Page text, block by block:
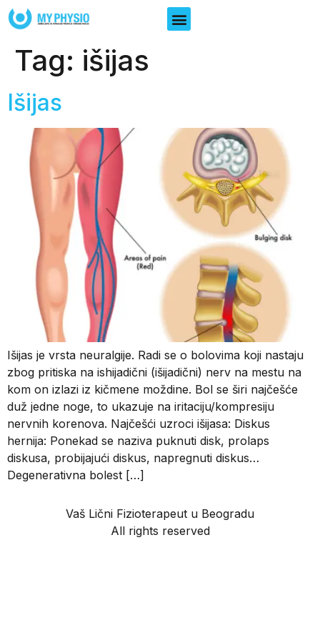
Tag: išijas
Išijas
Išijas je vrsta neuralgije. Radi se o bolovima koji nastaju
zbog pritiska na ishijadični (išijadični) nerv na mestu na
kom on izlazi iz kičmene moždine. Bol se širi najčešće
duž jedne noge, to ukazuje na iritaciju/kompresiju
nervnih korenova. Najčešći uzroci išijasa: Diskus
hernija: Ponekad se naziva puknuti disk, prolaps
diskusa, probijajući diskus, napregnuti diskus…
Degenerativna bolest […]
Vaš Lični Fizioterapeut u Beogradu
All rights reserved